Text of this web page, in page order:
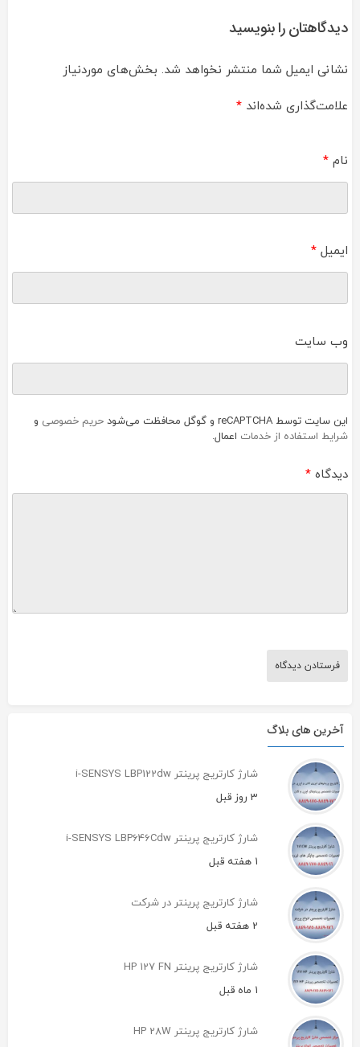
دیدگاهتان را بنویسید
نشانی ایمیل شما منتشر نخواهد شد. بخش‌های موردنیاز
علامت‌گذاری شده‌اند *
نام *
ایمیل *
وب‌ سایت
این سایت توسط reCAPTCHA و گوگل محافظت می‌شود حریم خصوصی و
شرایط استفاده از خدمات اعمال.
دیدگاه *
آخرین های بلاگ
شارژ کارتریج پرینتر i-SENSYS LBP122dw
3 روز قبل
شارژ کارتریج پرینتر i-SENSYS LBP646Cdw
1 هفته قبل
شارژ کارتریج پرینتر در شرکت
2 هفته قبل
شارژ کارتریج پرینتر HP 127 FN
1 ماه قبل
شارژ کارتریج پرینتر HP 28W